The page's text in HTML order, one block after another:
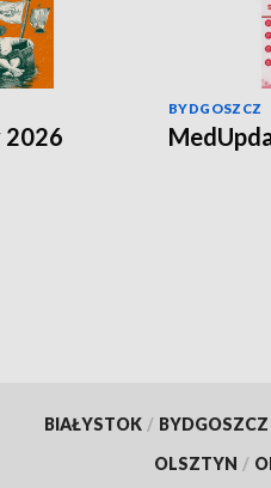
2026
BYDGOSZCZ
BIAŁYSTOK / BYDGOSZCZ
OLSZTYN /